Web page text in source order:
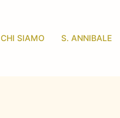
CHI SIAMO S. ANNIBALE